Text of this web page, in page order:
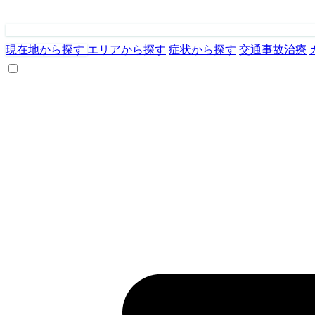
現在地から探す エリアから探す 症状から探す 交通事故治療